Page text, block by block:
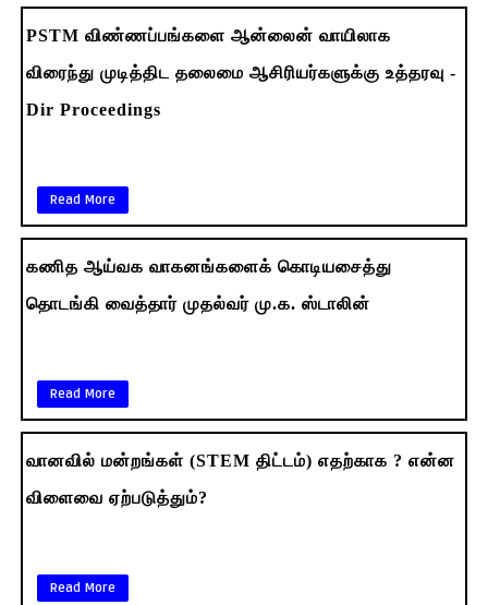
PSTM விண்ணப்பங்களை ஆன்லைன் வாயிலாக
விரைந்து முடித்திட தலைமை ஆசிரியர்களுக்கு உத்தரவு -
Dir Proceedings
Read More
கணித ஆய்வக வாகனங்களைக் கொடியசைத்து
தொடங்கி வைத்தார் முதல்வர் மு.க. ஸ்டாலின்
Read More
வானவில் மன்றங்கள் (STEM திட்டம்) எதற்காக ? என்ன
விளைவை ஏற்படுத்தும்?
Read More